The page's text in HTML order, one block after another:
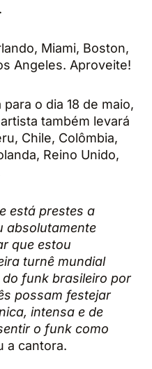
Miami, Boston,
Angeles. Aproveite!
o dia 18 de maio,
também levará
Chile, Colômbia,
Reino Unido,
está prestes a
absolutamente
que estou
turnê mundial
funk brasileiro por
possam festejar
intensa e de
o funk como
a cantora.